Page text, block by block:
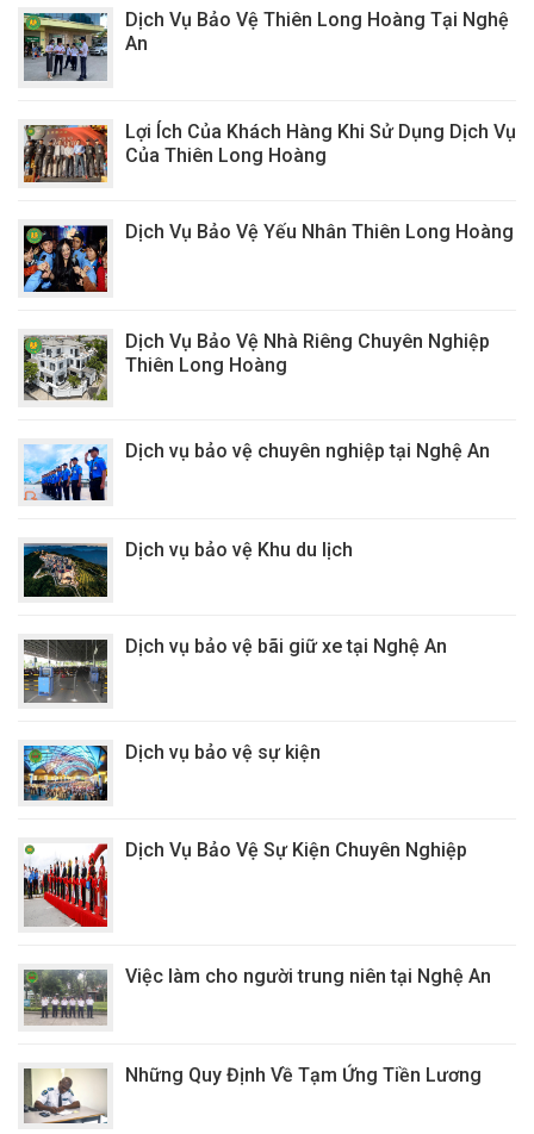
Dịch Vụ Bảo Vệ Thiên Long Hoàng Tại Nghệ
An
Lợi Ích Của Khách Hàng Khi Sử Dụng Dịch Vụ
Của Thiên Long Hoàng
Dịch Vụ Bảo Vệ Yếu Nhân Thiên Long Hoàng
Dịch Vụ Bảo Vệ Nhà Riêng Chuyên Nghiệp
Thiên Long Hoàng
Dịch vụ bảo vệ chuyên nghiệp tại Nghệ An
Dịch vụ bảo vệ Khu du lịch
Dịch vụ bảo vệ bãi giữ xe tại Nghệ An
Dịch vụ bảo vệ sự kiện
Dịch Vụ Bảo Vệ Sự Kiện Chuyên Nghiệp
Việc làm cho người trung niên tại Nghệ An
Những Quy Định Về Tạm Ứng Tiền Lương